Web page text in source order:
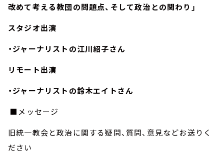
改めて考える教団の問題点、そして政治との関わり」
スタジオ出演
・ジャーナリストの江川紹子さん
リモート出演
・ジャーナリストの鈴木エイトさん
■メッセージ
旧統一教会と政治に関する疑問、質問、意見などお送りく
ださい